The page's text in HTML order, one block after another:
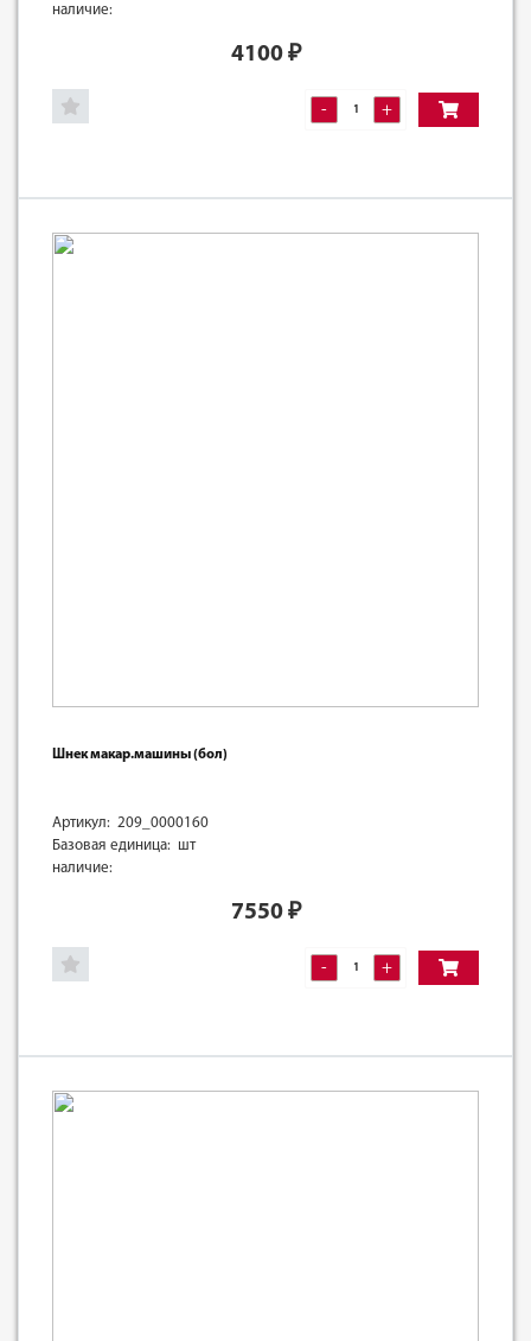
наличие:
4100₽
- +
Шнек макар.машины (бол)
Артикул: 209_0000160
Базовая единица: шт
наличие:
7550₽
- +